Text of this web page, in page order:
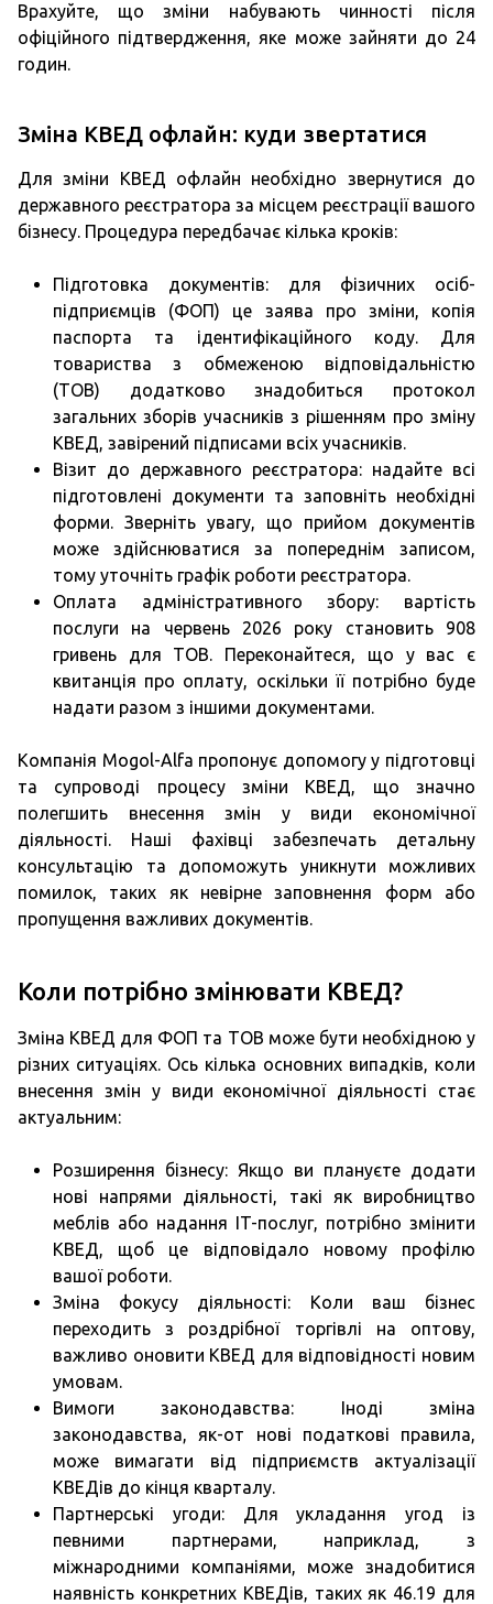
Врахуйте, що зміни набувають чинності після
офіційного підтвердження, яке може зайняти до 24
годин.
Зміна КВЕД офлайн: куди звертатися
Для зміни КВЕД офлайн необхідно звернутися до
державного реєстратора за місцем реєстрації вашого
бізнесу. Процедура передбачає кілька кроків:
Підготовка документів: для фізичних осіб-
підприємців (ФОП) це заява про зміни, копія
паспорта та ідентифікаційного коду. Для
товариства з обмеженою відповідальністю
(ТОВ) додатково знадобиться протокол
загальних зборів учасників з рішенням про зміну
КВЕД, завірений підписами всіх учасників.
Візит до державного реєстратора: надайте всі
підготовлені документи та заповніть необхідні
форми. Зверніть увагу, що прийом документів
може здійснюватися за попереднім записом,
тому уточніть графік роботи реєстратора.
Оплата адміністративного збору: вартість
послуги на червень 2026 року становить 908
гривень для ТОВ. Переконайтеся, що у вас є
квитанція про оплату, оскільки її потрібно буде
надати разом з іншими документами.
Компанія Mogol-Alfa пропонує допомогу у підготовці
та супроводі процесу зміни КВЕД, що значно
полегшить внесення змін у види економічної
діяльності. Наші фахівці забезпечать детальну
консультацію та допоможуть уникнути можливих
помилок, таких як невірне заповнення форм або
пропущення важливих документів.
Коли потрібно змінювати КВЕД?
Зміна КВЕД для ФОП та ТОВ може бути необхідною у
різних ситуаціях. Ось кілька основних випадків, коли
внесення змін у види економічної діяльності стає
актуальним:
Розширення бізнесу: Якщо ви плануєте додати
нові напрями діяльності, такі як виробництво
меблів або надання IT-послуг, потрібно змінити
КВЕД, щоб це відповідало новому профілю
вашої роботи.
Зміна фокусу діяльності: Коли ваш бізнес
переходить з роздрібної торгівлі на оптову,
важливо оновити КВЕД для відповідності новим
умовам.
Вимоги законодавства: Іноді зміна
законодавства, як-от нові податкові правила,
може вимагати від підприємств актуалізації
КВЕДів до кінця кварталу.
Партнерські угоди: Для укладання угод із
певними партнерами, наприклад, з
міжнародними компаніями, може знадобитися
наявність конкретних КВЕДів, таких як 46.19 для